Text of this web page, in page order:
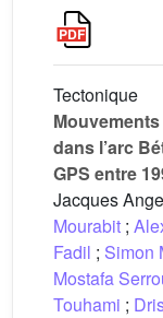
Tectonique
dans l’arc
GPS entre
Jacques
Mourabit ;
Fadil ; Simon
Mostafa
Touhami ;